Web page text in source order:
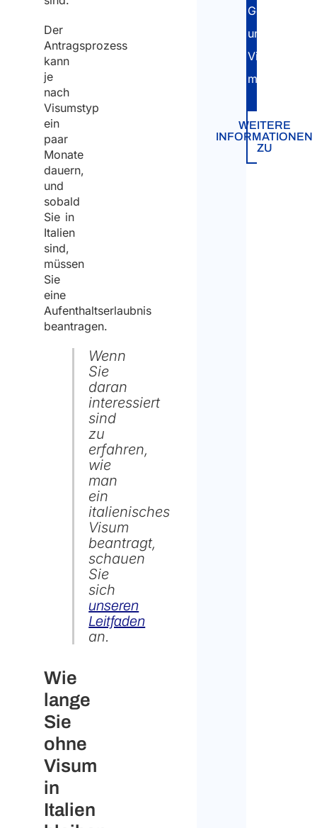
Der
Antragsprozess
kann
je
nach
Visumstyp
ein
paar
Monate
dauern,
und
sobald
Sie in
Italien
sind,
müssen
Sie
eine
Aufenthaltserlaubnis
beantragen.
Wenn
Sie
daran
interessiert
sind
zu
erfahren,
wie
man
ein
italienisches
Visum
beantragt,
schauen
Sie
sich
unseren
Leitfaden
an.
Wie
lange
Sie
ohne
Visum
in
Italien
und
Vielem
mehr.
WEITERE
INFORMATIONEN
ZU